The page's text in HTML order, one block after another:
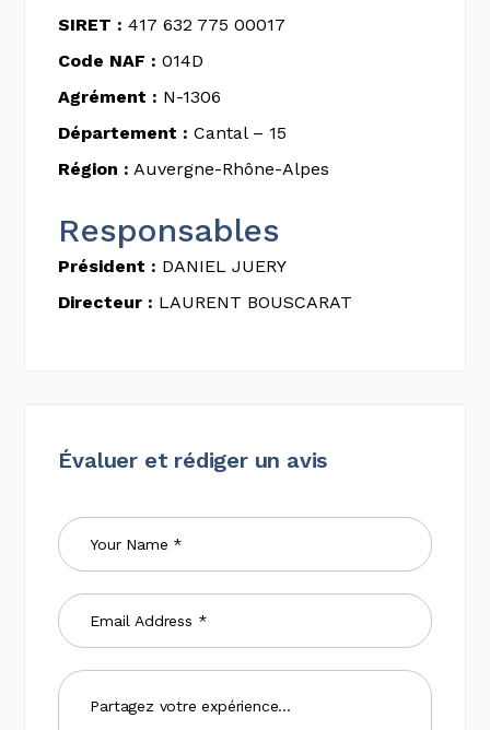
SIRET : 417 632 775 00017
Code NAF : 014D
Agrément : N-1306
Département : Cantal – 15
Région : Auvergne-Rhône-Alpes
Responsables
Président : DANIEL JUERY
Directeur : LAURENT BOUSCARAT
Évaluer et rédiger un avis